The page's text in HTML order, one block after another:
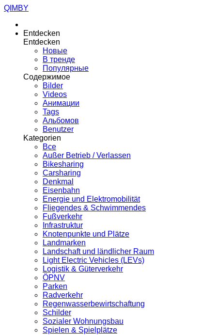
QIMBY
Entdecken
Entdecken
Новые
В тренде
Популярные
Содержимое
Bilder
Videos
Анимации
Tags
Альбомов
Benutzer
Kategorien
Все
Außer Betrieb / Verlassen
Bikesharing
Carsharing
Denkmal
Eisenbahn
Energie und Elektromobilität
Fliegendes & Schwimmendes
Fußverkehr
Infrastruktur
Knotenpunkte und Plätze
Landmarken
Landschaft und ländlicher Raum
Light Electric Vehicles (LEVs)
Logistik & Güterverkehr
ÖPNV
Parken
Radverkehr
Regenwasserbewirtschaftung
Schilder
Sozialer Wohnungsbau
Spielen & Spielplätze